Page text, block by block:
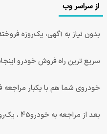
از سراسر وب
بدون نیاز به آگهی، یک‌روزه
سریع ترین راه فروش خودرو
خودروی شما هم با یکبار
بعد از مراجعه به خودرو45 ، یک‌روزه فروخته شد